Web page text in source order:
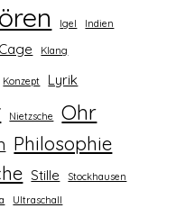
Igel Indien
Klang
Konzept Lyrik
Nietzsche Ohr
Philosophie
Stille Stockhausen
Ultraschall